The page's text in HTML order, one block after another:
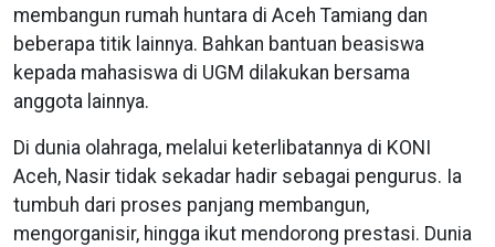
membangun rumah huntara di Aceh Tamiang dan
beberapa titik lainnya. Bahkan bantuan beasiswa
kepada mahasiswa di UGM dilakukan bersama
anggota lainnya.
Di dunia olahraga, melalui keterlibatannya di KONI
Aceh, Nasir tidak sekadar hadir sebagai pengurus. Ia
tumbuh dari proses panjang membangun,
mengorganisir, hingga ikut mendorong prestasi. Dunia